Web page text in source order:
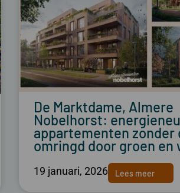
De Marktdame, Almere
Nobelhorst:
appartementen zonder
omringd door groen
19 januari, 2026 Lees meer